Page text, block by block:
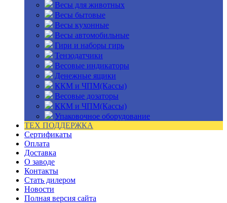
Весы для животных
Весы бытовые
Весы кухонные
Весы автомобильные
Гири и наборы гирь
Тензодатчики
Весовые индикаторы
Денежные ящики
ККМ и ЧПМ(Кассы)
Весовые дозаторы
ККМ и ЧПМ(Кассы)
Упаковочное оборудование
ТЕХ ПОДДЕРЖКА
Сертификаты
Оплата
Доставка
О заводе
Контакты
Стать дилером
Новости
Полная версия сайта